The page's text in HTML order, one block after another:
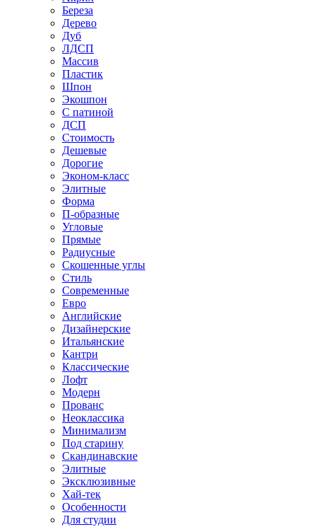
Береза
Дерево
Дуб
ЛДСП
Массив
Пластик
Шпон
Экошпон
С патиной
ДСП
Стоимость
Дешевые
Дорогие
Эконом-класс
Элитные
Форма
П-образные
Угловые
Прямые
Радиусные
Скошенные углы
Стиль
Современные
Евро
Английские
Дизайнерские
Итальянские
Кантри
Классические
Лофт
Модерн
Прованс
Неоклассика
Минимализм
Под старину
Скандинавские
Элитные
Эксклюзивные
Хай-тек
Особенности
Для студии